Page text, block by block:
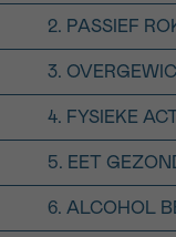
2. PASSIEF
3.
4. FYSIEKE
5. EET
6. ALCOHOL